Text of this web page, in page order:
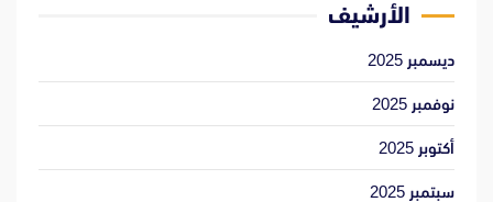
الأرشيف
ديسمبر 2025
نوفمبر 2025
أكتوبر 2025
سبتمبر 2025